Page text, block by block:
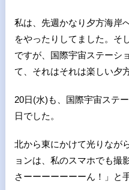
私は、先週かなり夕方海岸
をやったりしてました。そ
ですが、国際宇宙ステーシ
て、それはそれは楽しい夕
20日(水)も、国際宇宙ステ
日でした。
北から東にかけて光りなが
ョンは、私のスマホでも撮
さーーーーーーーん！」と